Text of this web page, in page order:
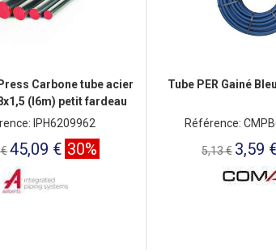
Carbone tube acier
(l6m) petit fardeau
IPH6209962
45,09 € 30%
Tube PER Gainé
Référence:
5,13 € 3,59